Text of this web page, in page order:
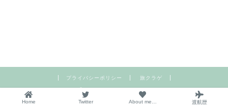
プライバシーポリシー 旅クラゲ
2014–2026 sea moon
Home
Twitter About me… 渡航歴